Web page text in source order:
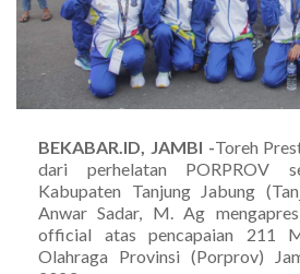
BEKABAR.ID, JAMBI -Toreh
dari perhelatan PORPROV
Kabupaten Tanjung Jabung
Anwar Sadar, M. Ag
official atas pencapaian 211
Olahraga Provinsi (Porprov)